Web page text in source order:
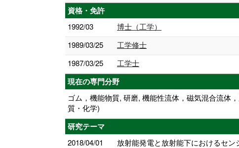
資格・免許
1992/03
博士（工学）
1989/03/25
工学修士
1987/03/25
工学士
現在の専門分野
ゴム，機能物質, 研磨, 機能性流体，磁気混合流体
質・化学)
研究テーマ
2018/04/01
放射能発電と放射能下におけるセン